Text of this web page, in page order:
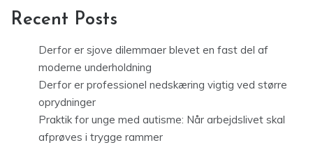
Recent Posts
Derfor er sjove dilemmaer blevet en fast del af
moderne underholdning
Derfor er professionel nedskæring vigtig ved større
oprydninger
Praktik for unge med autisme: Når arbejdslivet skal
afprøves i trygge rammer